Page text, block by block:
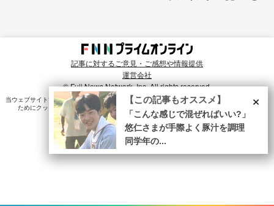
記事に対するご意見・ご感想や情報提供
運営会社
© Fuji News Network, Inc. All rights reserved.
当ウェブサイトでは、ユーザのニーズ・興味・関⼼に合致したコンテンツや広告配信を提供する
ためにクッキーを使⽤しています。詳細は、
プライバシーポリシー をご確認ください。×
【この記事もオススメ】
「こんな感じで混ぜればいい?」
悠仁さまが手際よく豚汁を調理
同学年の...